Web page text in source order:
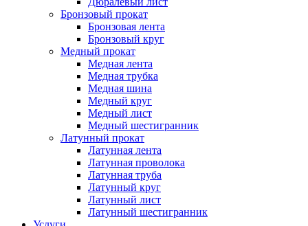
Бронзовый прокат
Бронзовая лента
Бронзовый круг
Медный прокат
Медная лента
Медная трубка
Медная шина
Медный круг
Медный лист
Медный шестигранник
Латунный прокат
Латунная лента
Латунная проволока
Латунная труба
Латунный круг
Латунный лист
Латунный шестигранник